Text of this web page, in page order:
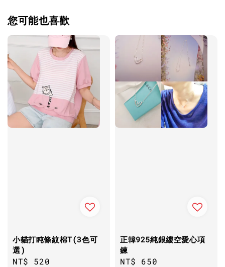
您可能也喜歡
小貓打盹條紋棉T(3色可
選)
Regular
NT$ 520
正韓925純銀縷空愛心項
鍊
Regular
NT$ 650